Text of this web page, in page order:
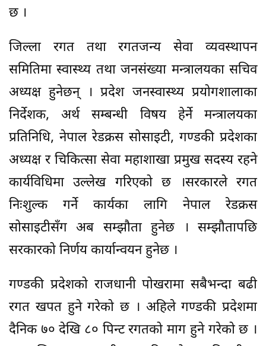
छ ।
जिल्ला रगत तथा रगतजन्य सेवा व्यवस्थापन
समितिमा स्वास्थ्य तथा जनसंख्या मन्त्रालयका सचिव
अध्यक्ष हुनेछन् । प्रदेश जनस्वास्थ्य प्रयोगशालाका
निर्देशक, अर्थ सम्बन्धी विषय हेर्ने मन्त्रालयका
प्रतिनिधि, नेपाल रेडक्रस सोसाइटी, गण्डकी प्रदेशका
अध्यक्ष र चिकित्सा सेवा महाशाखा प्रमुख सदस्य रहने
कार्यविधिमा उल्लेख गरिएको छ ।सरकारले रगत
निःशुल्क गर्ने कार्यका लागि नेपाल रेडक्रस
सोसाइटीसँग अब सम्झौता हुनेछ । सम्झौतापछि
सरकारको निर्णय कार्यान्वयन हुनेछ ।
गण्डकी प्रदेशको राजधानी पोखरामा सबैभन्दा बढी
रगत खपत हुने गरेको छ । अहिले गण्डकी प्रदेशमा
दैनिक ७० देखि ८० पिन्ट रगतको माग हुने गरेको छ ।